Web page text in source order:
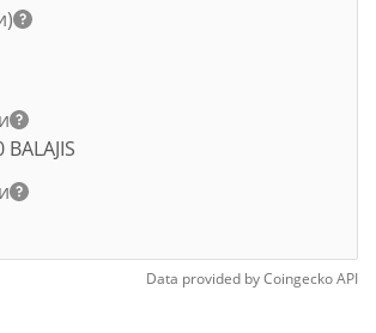
BALAJIS
Data provided byCoingeckoAPI